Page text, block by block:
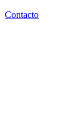
Contacto